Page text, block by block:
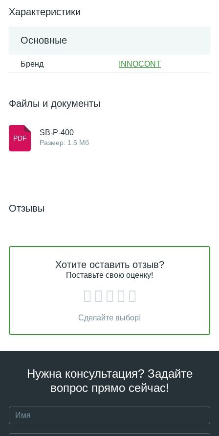
Характеристики
Основные
Бренд INNOCONT
Файлы и документы
SB-P-400
Размер: 1.5 Мб
Отзывы
Хотите оставить отзыв?
Поставьте свою оценку!
Сделайте выбор!
Нужна консультация? Задайте
вопрос прямо сейчас!